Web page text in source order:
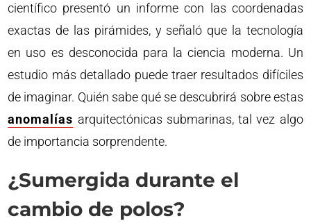
científico presentó un informe con las coordenadas
exactas de las pirámides, y señaló que la tecnología
en uso es desconocida para la ciencia moderna. Un
estudio más detallado puede traer resultados difíciles
de imaginar. Quién sabe qué se descubrirá sobre estas
anomalías arquitectónicas submarinas, tal vez algo
de importancia sorprendente.
¿Sumergida durante el
cambio de polos?